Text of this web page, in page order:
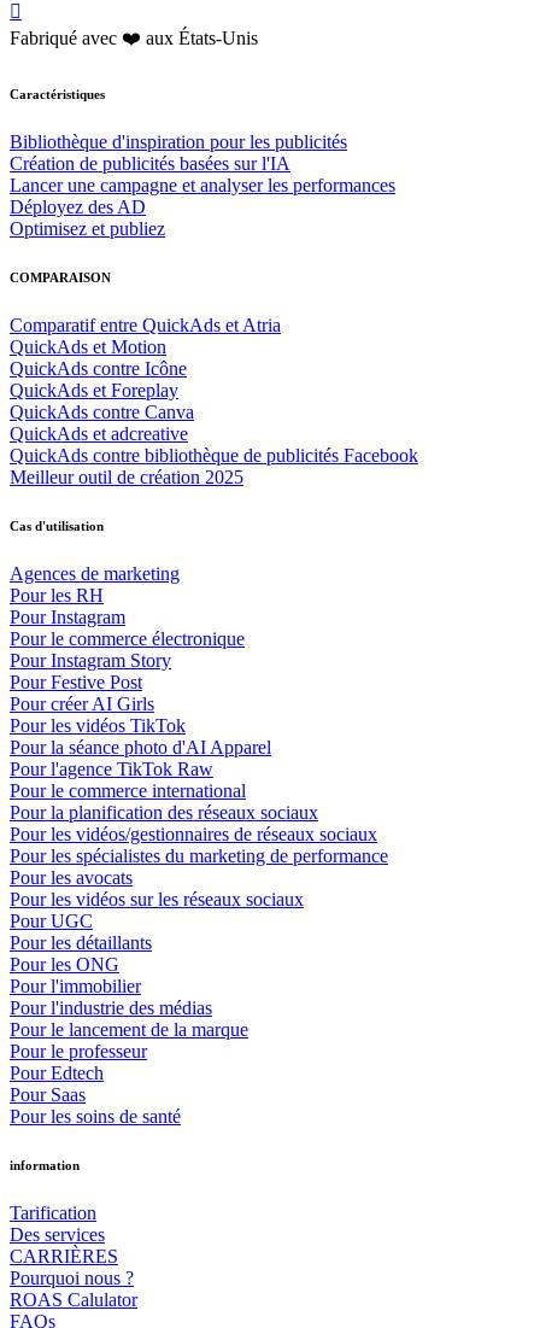

Fabriqué avec ❤️ aux États-Unis
Caractéristiques
Bibliothèque d'inspiration pour les publicités
Création de publicités basées sur l'IA
Lancer une campagne et analyser les performances
Déployez des AD
Optimisez et publiez
COMPARAISON
Comparatif entre QuickAds et Atria
QuickAds et Motion
QuickAds contre Icône
QuickAds et Foreplay
QuickAds contre Canva
QuickAds et adcreative
QuickAds contre bibliothèque de publicités Facebook
Meilleur outil de création 2025
Cas d'utilisation
Agences de marketing
Pour les RH
Pour Instagram
Pour le commerce électronique
Pour Instagram Story
Pour Festive Post
Pour créer AI Girls
Pour les vidéos TikTok
Pour la séance photo d'AI Apparel
Pour l'agence TikTok Raw
Pour le commerce international
Pour la planification des réseaux sociaux
Pour les vidéos/gestionnaires de réseaux sociaux
Pour les spécialistes du marketing de performance
Pour les avocats
Pour les vidéos sur les réseaux sociaux
Pour UGC
Pour les détaillants
Pour les ONG
Pour l'immobilier
Pour l'industrie des médias
Pour le lancement de la marque
Pour le professeur
Pour Edtech
Pour Saas
Pour les soins de santé
information
Tarification
Des services
CARRIÈRES
Pourquoi nous ?
ROAS Calulator
FAQs